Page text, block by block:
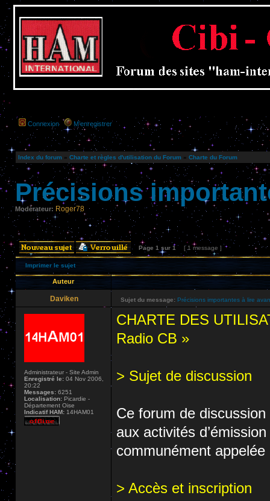
Connexion M’enregistrer
Index du forum » Charte et règles d'utilisation du Forum » Charte du Forum
Précisions
Modérateur: Roger78
Page 1 sur 1 [ 1 message ]
Imprimer le sujet
Auteur
Daviken Sujet du message: Précisions importantes à lire
Administrateur - Site Admin
Enregistré le: 04 Nov 2006,
20:22
Messages: 6251
Localisation: Picardie -
Département Oise
Indicatif HAM: 14HAM01
CHARTE DES
Radio CB »
> Sujet de discussion
Ce forum de
aux activités
communément
> Accès et inscription